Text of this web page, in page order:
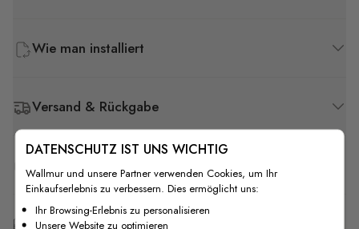
Wie man installiert
Versand & Rückgabe
F.A.Q
Kostenlose Anpassung
DATENSCHUTZ IST UNS WICHTIG
Wallmur und unsere Partner verwenden Cookies, um Ihr
Einkaufserlebnis zu verbessern. Dies ermöglicht uns:
Ihr Browsing-Erlebnis zu personalisieren
Unsere Website zu optimieren